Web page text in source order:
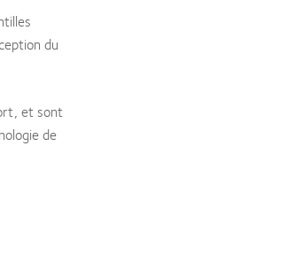
du
et sont
de